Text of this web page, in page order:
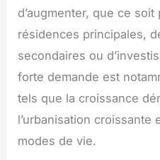
d’augmenter, que ce soit
résidences principales,
secondaires ou
forte demande est
tels que la croissance
l’urbanisation croissante
modes de vie.